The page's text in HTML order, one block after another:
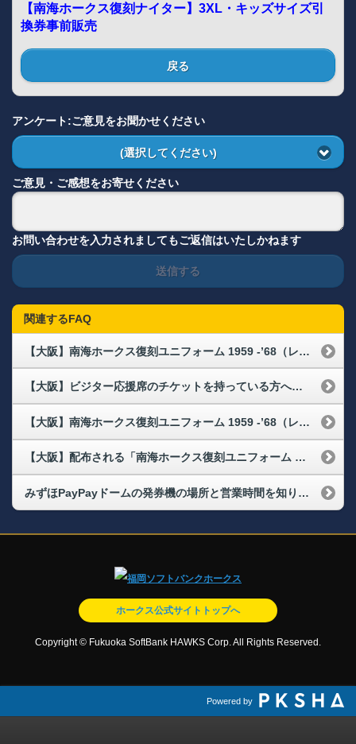
【南海ホークス復刻ナイター】3XL・キッズサイズ引
換券事前販売
戻る
アンケート:ご意見をお聞かせください
(選択してください)
ご意見・ご感想をお寄せください
お問い合わせを入力されましてもご返信はいたしかねます
送信する
関連するFAQ
【大阪】南海ホークス復刻ユニフォーム 1959 -’68（レプリカ）の配布場所・配布時間が知りたい
【大阪】ビジター応援席のチケットを持っている方への配布物はありますか
【大阪】南海ホークス復刻ユニフォーム 1959 -’68（レプリカ）の3XLサイズ引換券、キッズサイズ（120cm）引換券はどこで購入できますか
【大阪】配布される「南海ホークス復刻ユニフォーム 1959 -’68（レプリカ）」のサイズは何がありますか。
みずほPayPayドームの発券機の場所と営業時間を知りたい
ホークス公式サイトトップへ
Copyright © Fukuoka SoftBank HAWKS Corp. All Rights Reserved.
Powered by